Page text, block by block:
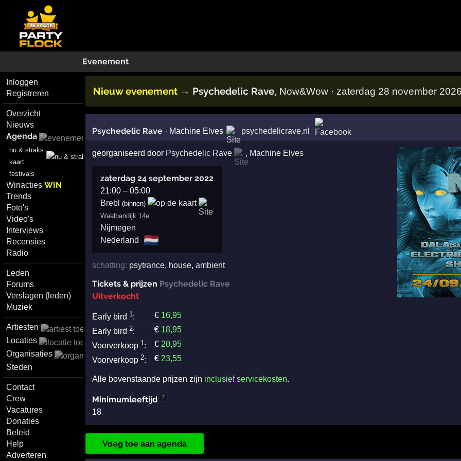
Evenement
Inloggen
Registreren
Overzicht
Nieuws
Agenda
nu & straks
kaart
festivals
WinactiesWIN
Trends
Foto's
Video's
Interviews
Recensies
Radio
Leden
Forums
Verslagen (leden)
Muziek
Artiesten
Locaties
Organisaties
Steden
Contact
Crew
Vacatures
Donaties
Beleid
Help
Adverteren
Nieuw evenement → Psychedelic Rave, Now&Wow · zaterdag 28 november
Psychedelic Rave· Machine Elves psychedelicrave.nl
georganiseerd door Psychedelic Rave , Machine Elves
zaterdag 24 september 2022
21:00– 05:00
Brebl (binnen)
Waalbandijk 14e
Nijmegen
Nederland
🇳🇱
schatting: psytrance, house, ambient
Tickets & prijzen Psychedelic Rave
Uitverkocht
Early bird 1: € 16,95
Early bird 2: € 18,95
Voorverkoop 1: € 20,95
Voorverkoop 2: € 23,55
Alle bovenstaande prijzen zijn inclusief servicekosten.
Minimumleeftijd ?
18
Voeg toe aan agenda